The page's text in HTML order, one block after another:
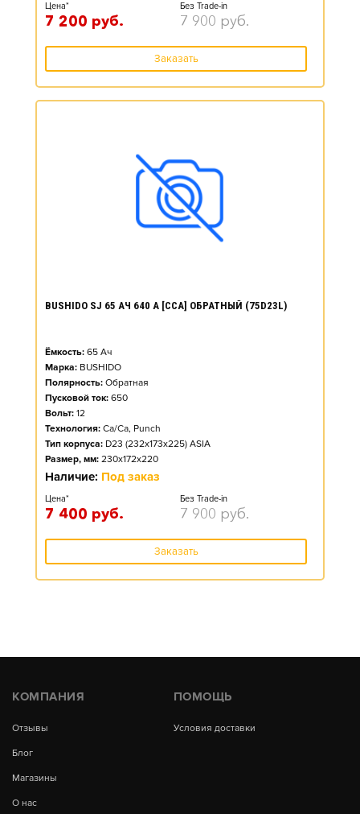
Цена*
7 200 руб.
Без Trade-in
7 900 руб.
Заказать
BUSHIDO SJ 65 АЧ 640 А [CCA] ОБРАТНЫЙ (75D23L)
Ёмкость: 65 Ач
Марка: BUSHIDO
Полярность: Обратная
Пусковой ток: 650
Вольт: 12
Технология: Ca/Ca, Punch
Тип корпуса: D23 (232x173x225) ASIA
Размер, мм: 230x172x220
Наличие: Под заказ
Цена*
7 400 руб.
Без Trade-in
7 900 руб.
Заказать
КОМПАНИЯ
Отзывы
Блог
Магазины
О нас
ПОМОЩЬ
Условия доставки